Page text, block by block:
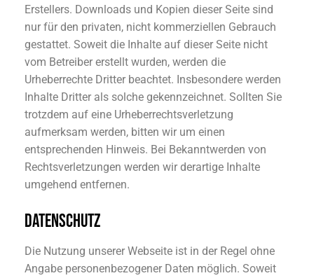
Erstellers. Downloads und Kopien dieser Seite sind
nur für den privaten, nicht kommerziellen Gebrauch
gestattet. Soweit die Inhalte auf dieser Seite nicht
vom Betreiber erstellt wurden, werden die
Urheberrechte Dritter beachtet. Insbesondere werden
Inhalte Dritter als solche gekennzeichnet. Sollten Sie
trotzdem auf eine Urheberrechtsverletzung
aufmerksam werden, bitten wir um einen
entsprechenden Hinweis. Bei Bekanntwerden von
Rechtsverletzungen werden wir derartige Inhalte
umgehend entfernen.
DATENSCHUTZ
Die Nutzung unserer Webseite ist in der Regel ohne
Angabe personenbezogener Daten möglich. Soweit